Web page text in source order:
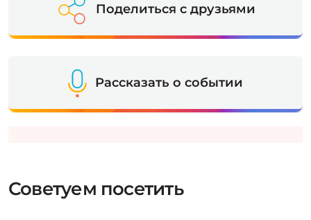
Поделиться с друзьями
Рассказать о событии
Советуем посетить